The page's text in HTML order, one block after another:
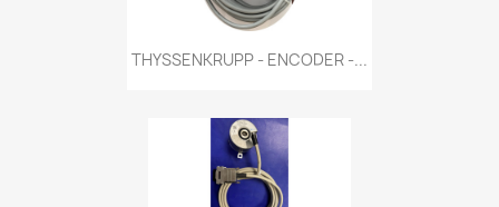
THYSSENKRUPP - ENCODER -...